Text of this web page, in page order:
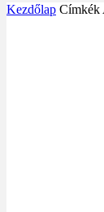
Kezdőlap Címkék